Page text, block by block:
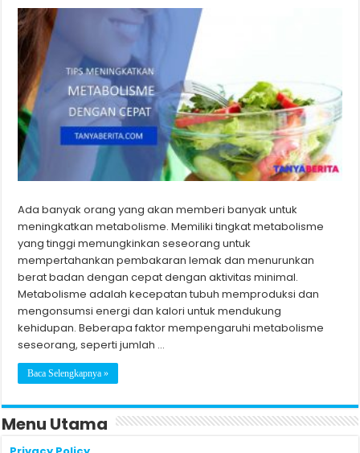
Ada banyak orang yang akan memberi banyak untuk
meningkatkan metabolisme. Memiliki tingkat metabolisme
yang tinggi memungkinkan seseorang untuk
mempertahankan pembakaran lemak dan menurunkan
berat badan dengan cepat dengan aktivitas minimal.
Metabolisme adalah kecepatan tubuh memproduksi dan
mengonsumsi energi dan kalori untuk mendukung
kehidupan. Beberapa faktor mempengaruhi metabolisme
seseorang, seperti jumlah …
Baca Selengkapnya »
Menu Utama